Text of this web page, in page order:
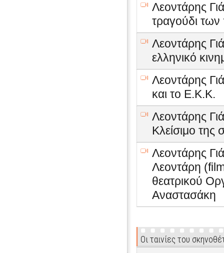
Λεοντάρης
τραγούδι
Λεοντάρης
ελληνικό
Λεοντάρης
και το Ε.Κ.Κ.
Λεοντάρης
Κλείσιμο της
Λεοντάρης
Λεοντάρη
θεατρικού
Αναστασάκη
Οι ταινίες του